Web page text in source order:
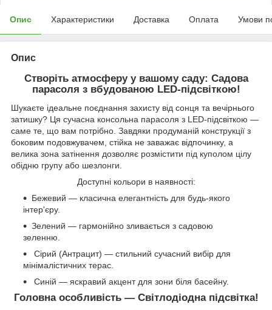
Опис Характеристики Доставка Оплата Умови
Опис
Створіть атмосферу у вашому саду: Садова
парасоля з вбудованою LED-підсвіткою!
Шукаєте ідеальне поєднання захисту від сонця та вечірнього
затишку? Ця сучасна консольна парасоля з LED-підсвіткою —
саме те, що вам потрібно. Завдяки продуманій конструкції з
боковим подовжувачем, стійка не заважає відпочинку, а
велика зона затінення дозволяє розмістити під куполом цілу
обідню групу або шезлонги.
Доступні кольори в наявності:
Бежевий — класична елегантність для будь-якого
інтер'єру.
Зелений — гармонійно зливається з садовою
зеленню.
Сірий (Антрацит) — стильний сучасний вибір для
мінімалістичних терас.
Синій — яскравий акцент для зони біля басейну.
Головна особливість — Світлодіодна підсвітка!